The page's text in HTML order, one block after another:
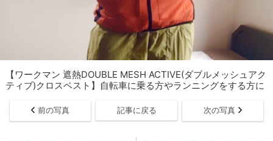
【ワークマン 遮熱DOUBLE MESH ACTIVE(ダブルメッシュアク
ティブ)クロスベスト】自転車に乗る方やランニングをする方に
前の写真 記事に戻る 次の写真